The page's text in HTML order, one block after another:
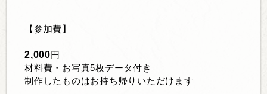
【参加費】
2,000円
材料費・お写真5枚データ付き
制作したものはお持ち帰りいただけます